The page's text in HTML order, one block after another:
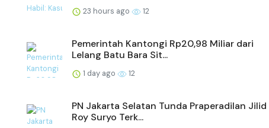
23 hours ago 12
Pemerintah Kantongi Rp20,98 Miliar dari
Lelang Batu Bara Sit...
1 day ago 12
PN Jakarta Selatan Tunda Praperadilan Jilid
Roy Suryo Terk...